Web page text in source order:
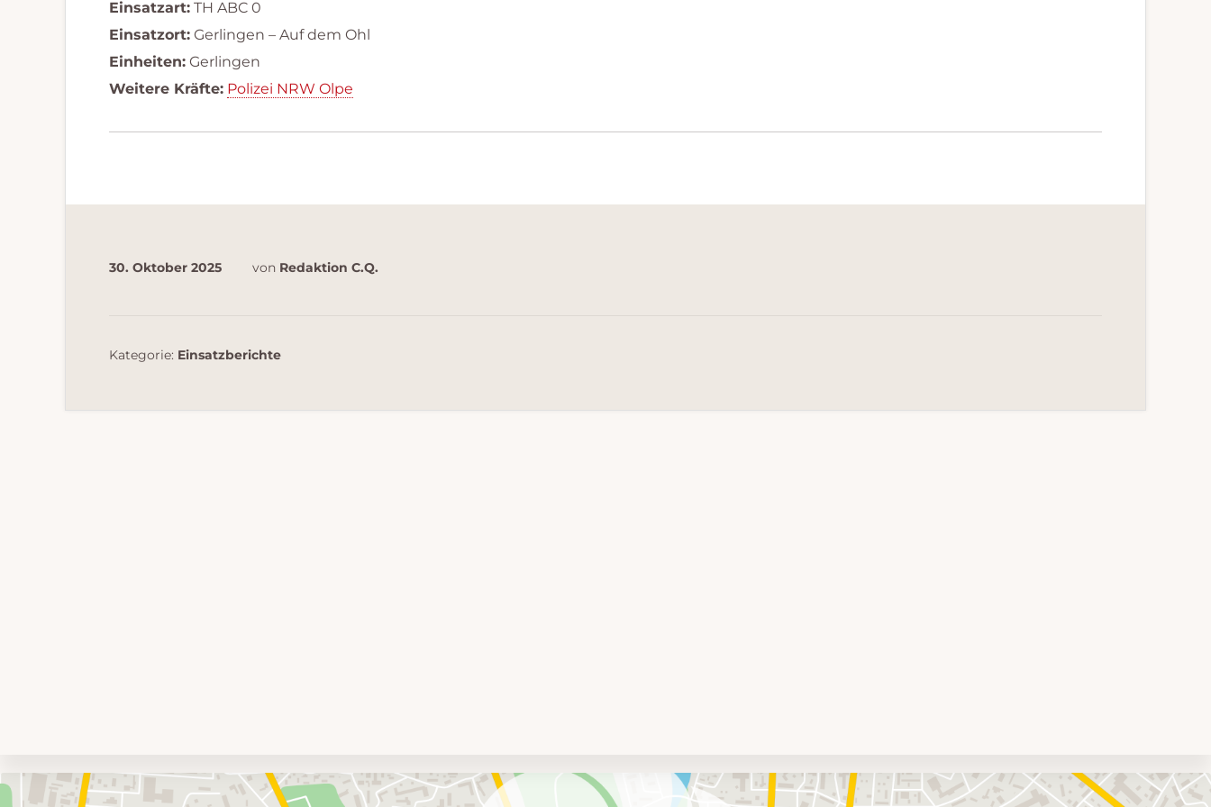
Einsatzart: TH ABC 0
Einsatzort: Gerlingen – Auf dem Ohl
Einheiten: Gerlingen
Weitere Kräfte: Polizei NRW Olpe
30. Oktober 2025 von Redaktion C.Q.
Kategorie: Einsatzberichte
Umgebungskarte